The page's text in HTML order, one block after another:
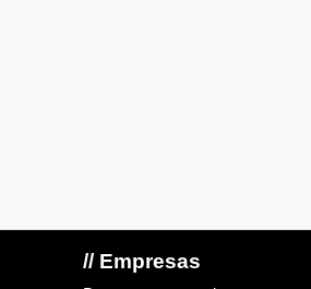
// Empresas